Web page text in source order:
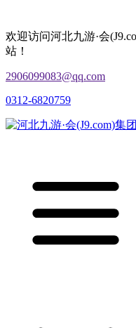
欢迎访问河北九游·会
站！
2906099083@qq.com
0312-6820759